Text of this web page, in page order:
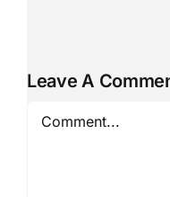
Leave A